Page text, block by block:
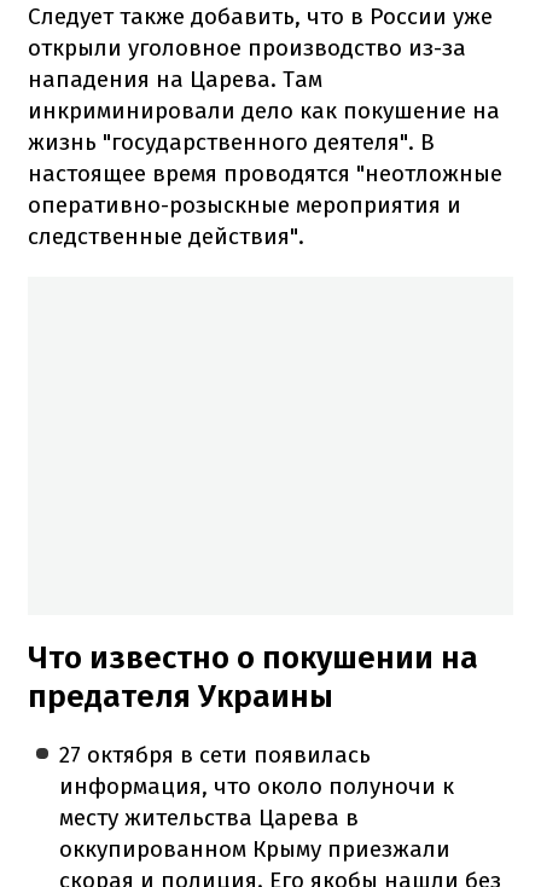
Следует также добавить, что в России уже
открыли уголовное производство из-за
нападения на Царева. Там
инкриминировали дело как покушение на
жизнь "государственного деятеля". В
настоящее время проводятся "неотложные
оперативно-розыскные мероприятия и
следственные действия".
Что известно о покушении на
предателя Украины
27 октября в сети появилась
информация, что около полуночи к
месту жительства Царева в
оккупированном Крыму приезжали
скорая и полиция. Его якобы нашли без